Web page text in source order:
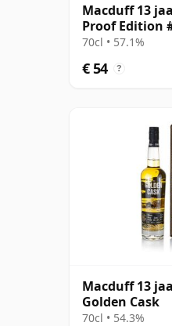
Macduff 13
Proof Edition
70cl • 57.1%
€ 54 ?
Macduff 13
Golden Cask
70cl • 54.3%